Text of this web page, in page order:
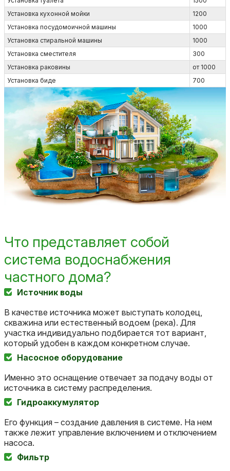
Установка кухонной мойки
1200
Установка посудомоичной машины
1000
Установка стиральной машины
1000
Установка сместителя
300
Установка раковины
от 1000
Установка биде
700
Что представляет собой
система водоснабжения
частного дома?
Источник воды
В качестве источника может выступать колодец,
скважина или естественный водоем (река). Для
участка индивидуально подбирается тот вариант,
который удобен в каждом конкретном случае.
Насосное оборудование
Именно это оснащение отвечает за подачу воды от
источника в систему распределения.
Гидроаккумулятор
Его функция – создание давления в системе. На нем
также лежит управление включением и отключением
насоса.
Фильтр